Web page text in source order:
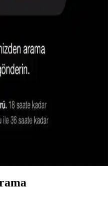
araçlar günlük hayatı
kombinasyonu ve fiyat
Yenilikler: Özellikler
olmasa da, genel teknolojik
ve Gelecekteki
ve kişisel asistan özellikleriyle